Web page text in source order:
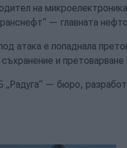
на
— главната
атака е попаднала
и претоварване
— бюро,